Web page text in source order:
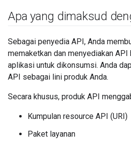
Apa yang dimaksud
Sebagai penyedia API, Anda
memaketkan dan menyediakan
aplikasi untuk dikonsumsi. Anda
API sebagai lini produk Anda.
Secara khusus, produk API
Kumpulan resource API (URI)
Paket layanan